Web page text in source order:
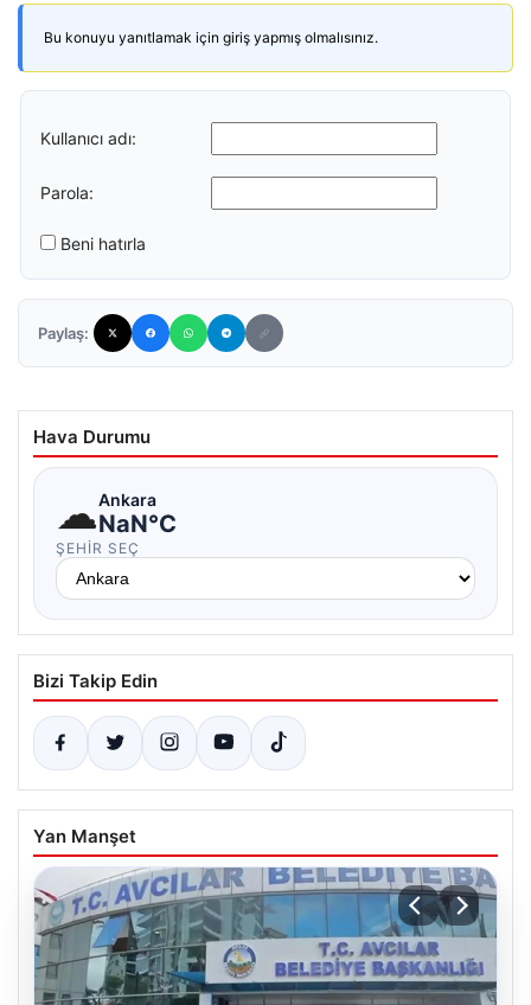
Bu konuyu yanıtlamak için giriş yapmış olmalısınız.
Kullanıcı adı:
Parola:
Beni hatırla
Paylaş:
Hava Durumu
☁Ankara
NaN°C
ŞEHIR SEÇ
Bizi Takip Edin
Yan Manşet